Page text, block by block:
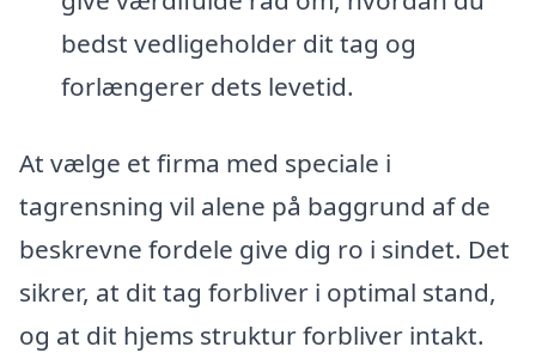
bedst vedligeholder dit tag og
forlængerer dets levetid.
At vælge et firma med speciale i
tagrensning vil alene på baggrund af de
beskrevne fordele give dig ro i sindet. Det
sikrer, at dit tag forbliver i optimal stand,
og at dit hjems struktur forbliver intakt.